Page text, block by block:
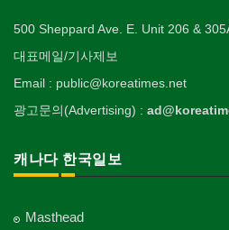
500 Sheppard Ave. E. Unit 206 &
대표메일/기사제보
Email : public@koreatimes.net
광고문의(Advertising) :
캐나다 한국일보
Masthead